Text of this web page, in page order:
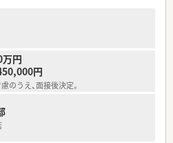
手グループの一員として、愛知や三重を
で地域に根ざした薬局運営を行っていま
デジタル化支援まで多角的な事業を手
ポートに注力し、患者様の人生を支え
円
円
のうえ、面接後決定。